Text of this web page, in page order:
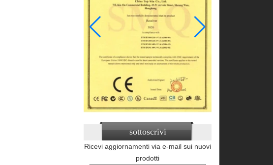
sottoscrivi
Ricevi aggiornamenti via e-mail sui nuovi
prodotti